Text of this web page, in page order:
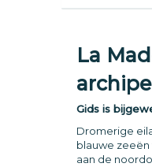
La
archipel
Gids is
Dromerige
blauwe
aan de